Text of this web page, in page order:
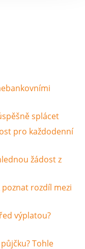
splácet
pro každodenní
žádost z
rozdíl mezi
výplatou?
Tohle